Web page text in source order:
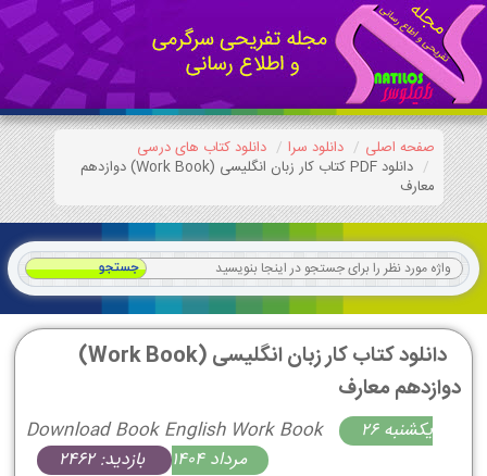
صفحه اصلی دانلود سرا
دانلود کتاب های درسی
دانلود PDF کتاب کار زبان انگليسی (Work Book) دوازدهم
معارف
دانلود کتاب کار زبان انگليسی (Work Book)
دوازدهم معارف
Download Book English Work Book
يكشنبه 26
مرداد 1404
بازدید: 2462